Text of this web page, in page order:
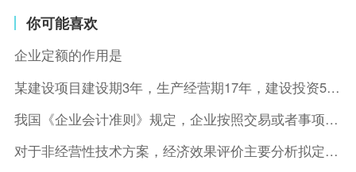
你可能喜欢
企业定额的作用是
某建设项目建设期3年，生产经营期17年，建设投资5500万元
我国《企业会计准则》规定，企业按照交易或者事项的经济特征确定
对于非经营性技术方案，经济效果评价主要分析拟定方案的( )。